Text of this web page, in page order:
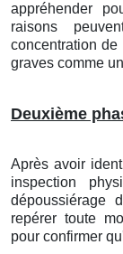
appréhender
raisons
concentration
graves comme
Deuxième
Après avoir
inspection
dépoussiérage
repérer toute
pour confirmer